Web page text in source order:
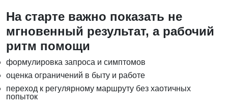
На старте важно показать не
мгновенный результат, а рабочий
ритм помощи
формулировка запроса и симптомов
оценка ограничений в быту и работе
переход к регулярному маршруту без хаотичных
попыток